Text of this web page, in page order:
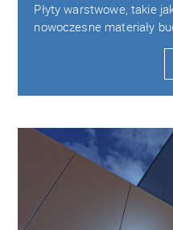
Płyty warstwowe, takie
nowoczesne materiały
halach przemysłowych,